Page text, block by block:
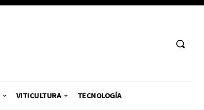
VITICULTURA TECNOLOGÍA